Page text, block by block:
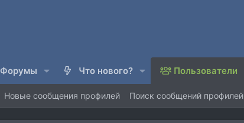
Форумы Что нового? Пользователи
Новые сообщения профилей Поиск сообщений профилей